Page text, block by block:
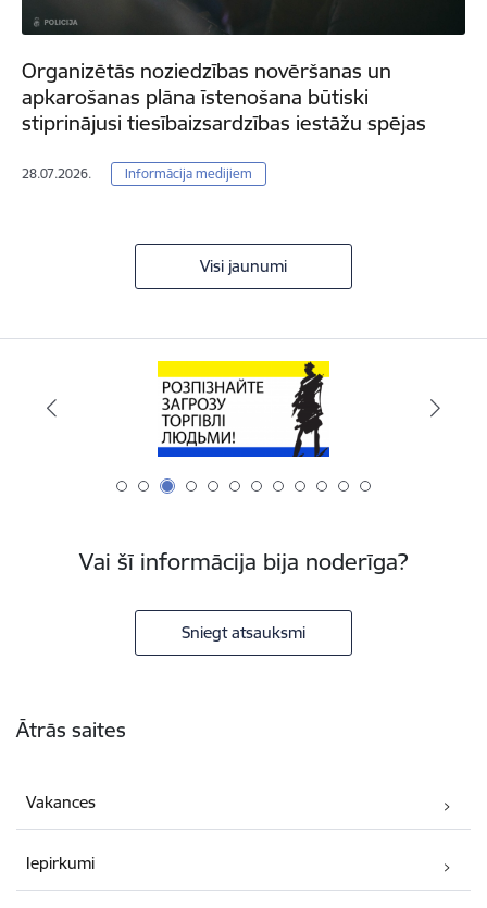
Organizētās noziedzības novēršanas un
apkarošanas plāna īstenošana būtiski
stiprinājusi tiesībaizsardzības iestāžu spējas
28.07.2026. Informācija medijiem
Visi jaunumi
Vai šī informācija bija noderīga?
Sniegt atsauksmi
Ātrās saites
Vakances
Iepirkumi